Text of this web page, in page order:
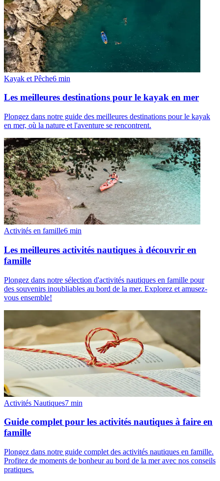
Kayak et Pêche6 min
Les meilleures destinations pour le kayak en mer
Plongez dans notre guide des meilleures destinations pour le kayak
en mer, où la nature et l'aventure se rencontrent.
Activités en famille6 min
Les meilleures activités nautiques à découvrir en
famille
Plongez dans notre sélection d'activités nautiques en famille pour
des souvenirs inoubliables au bord de la mer. Explorez et amusez-
vous ensemble!
Activités Nautiques7 min
Guide complet pour les activités nautiques à faire en
famille
Plongez dans notre guide complet des activités nautiques en famille.
Profitez de moments de bonheur au bord de la mer avec nos conseils
pratiques.